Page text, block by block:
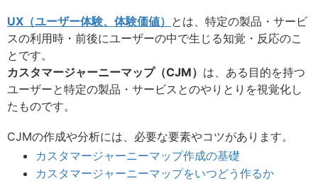
UX（ユーザー体験、体験価値） とは、特定の製品・サービ
スの利用時・前後にユーザーの中で生じる知覚・反応のこ
とです。
カスタマージャーニーマップ（CJM） は、ある目的を持つ
ユーザーと特定の製品・サービスとのやりとりを視覚化し
たものです。
CJMの作成や分析には、必要な要素やコツがあります。
カスタマージャーニーマップ作成の基礎
カスタマージャーニーマップをいつどう作るか